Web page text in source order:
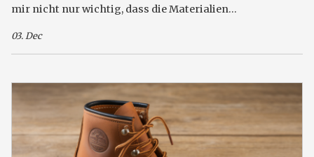
mir nicht nur wichtig, dass die Materialien...
03. Dec